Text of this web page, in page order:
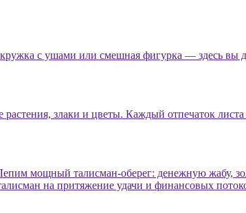
с ушами или смешная фигурка — здесь вы
злаки и цветы. Каждый отпечаток листа
мощный талисман-оберег: денежную жабу,
на притяжение удачи и финансовых